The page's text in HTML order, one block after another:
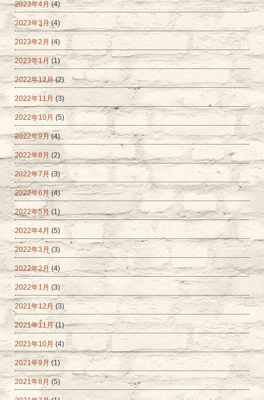
2023年4月(4)
2023年3月(4)
2023年2月 (4)
2023年1月 (1)
2022年12月(2)
2022年11月 (3)
2022年10月 (5)
2022年9月(4)
2022年8月(2)
2022年7月(3)
2022年6月 (4)
2022年5月(1)
2022年4月 (5)
2022年3月 (3)
2022年2月 (4)
2022年1月 (3)
2021年12月(3)
2021年11月(1)
2021年10月 (4)
2021年9月 (1)
2021年8月 (5)